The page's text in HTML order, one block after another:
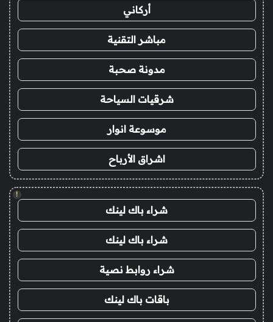
أركاني
مباشر التقنية
مدونة صحبة
شرقيات السياحة
موسوعة انوار
اشراق الأرباح
!
شراء باك لينك
شراء باك لينك
شراء روابط نصية
باقات باك لينك